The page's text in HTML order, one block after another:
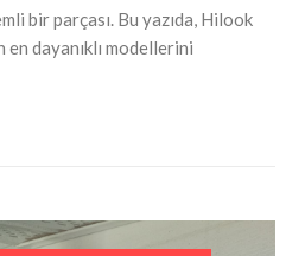
bir parçası. Bu yazıda, Hilook
en dayanıklı modellerini